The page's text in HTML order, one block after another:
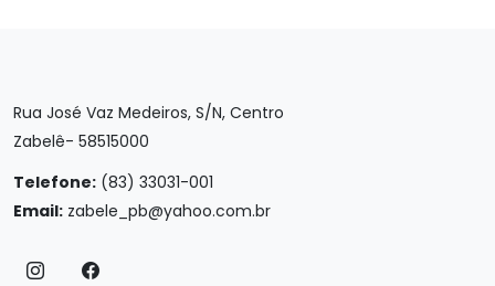
Rua José Vaz Medeiros, S/N, Centro
Zabelê- 58515000
Telefone: (83) 33031-001
Email: zabele_pb@yahoo.com.br